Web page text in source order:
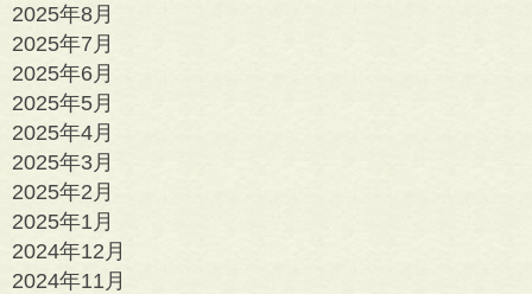
2025年8月
2025年7月
2025年6月
2025年5月
2025年4月
2025年3月
2025年2月
2025年1月
2024年12月
2024年11月